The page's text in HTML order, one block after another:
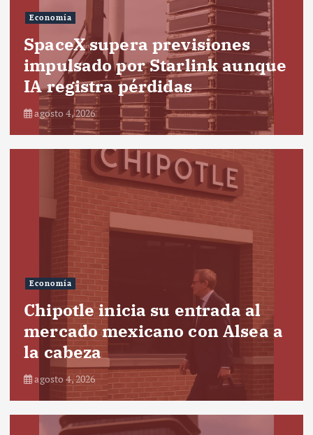
Economía
SpaceX supera previsiones
impulsado por Starlink aunque
IA registra pérdidas
agosto 4, 2026
Economía
Chipotle inicia su entrada al
mercado mexicano con Alsea a
la cabeza
agosto 4, 2026